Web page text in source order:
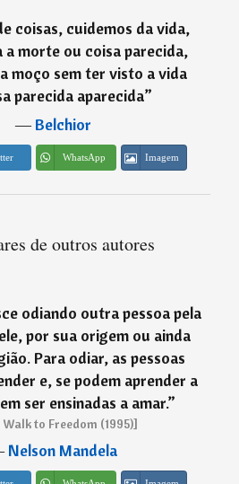
coisas, cuidemos da vida,
a morte ou coisa parecida,
moço sem ter visto a vida
parecida aparecida”
―Belchior
WhatsApp Imagem
de outros autores
odiando outra pessoa pela
por sua origem ou ainda
Para odiar, as pessoas
e, se podem aprender a
ser ensinadas a amar.”
to Freedom (1995)]
Nelson Mandela